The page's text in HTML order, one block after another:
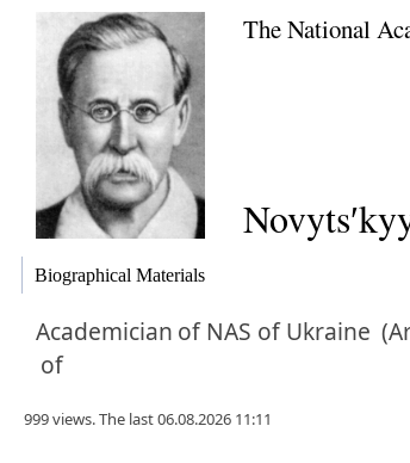
The National
Biographical Materials
Academician of NAS of Ukraine
of
999 views. The last 06.08.2026 11:11